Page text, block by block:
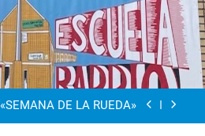
“Visibles Sí”
Dia De La Familia
«SEMANA DE LA RUEDA»